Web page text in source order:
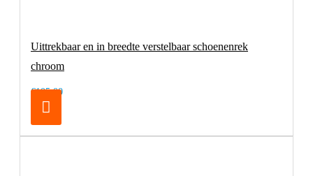
Uittrekbaar en in breedte verstelbaar schoenenrek
chroom
€105,00